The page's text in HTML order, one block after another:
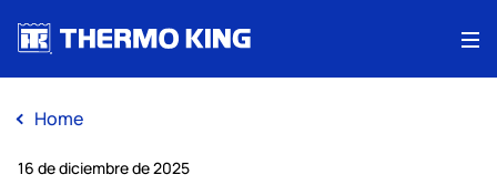
Home
16 de diciembre de 2025